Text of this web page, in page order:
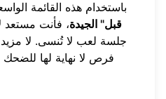
باستخدام هذه القائمة
قبل" الجيدة، فأنت مستعد
جلسة لعب لا تُنسى. لا
فرص لا نهاية لها